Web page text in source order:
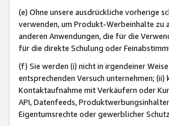
(e) Ohne unsere ausdrückliche vorherige
verwenden, um Produkt-Werbeinhalte zu
anderen Anwendungen, die für die
für die direkte Schulung oder
(f) Sie werden (i) nicht in irgendeiner
entsprechenden Versuch unternehmen;
Kontaktaufnahme mit Verkäufern oder
API, Datenfeeds,
Eigentumsrechte oder gewerblicher